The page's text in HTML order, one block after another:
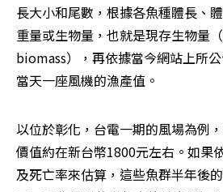
長大小和尾數，根據各魚種體長、
重量或生物量，也就是現存生物量
biomass），再依據當今網站上所
當天一座風機的漁產值。
以位於彰化，台電一期的風場為例
價值約在新台幣1800元左右。如果
及死亡率來估算，這些魚群半年後